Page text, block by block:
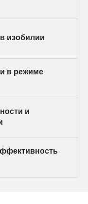
изобилии
в режиме
и